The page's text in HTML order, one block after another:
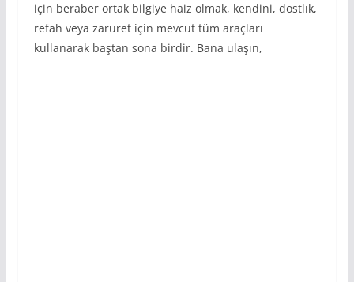
için beraber ortak bilgiye haiz olmak, kendini, dostlık,
refah veya zaruret için mevcut tüm araçları
kullanarak baştan sona birdir. Bana ulaşın,